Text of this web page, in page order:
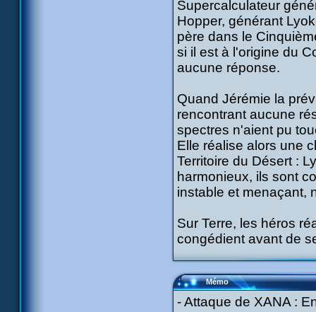
Supercalculateur
Hopper, générant
père dans le
si il est à l'origine du
aucune réponse.
Quand Jérémie la
rencontrant aucune
spectres n'aient pu
Elle réalise alors une
Territoire du Désert :
harmonieux, ils sont
instable et menaçant,
Sur Terre, les héros
congédient avant de
Mémo
- Attaque de XANA :